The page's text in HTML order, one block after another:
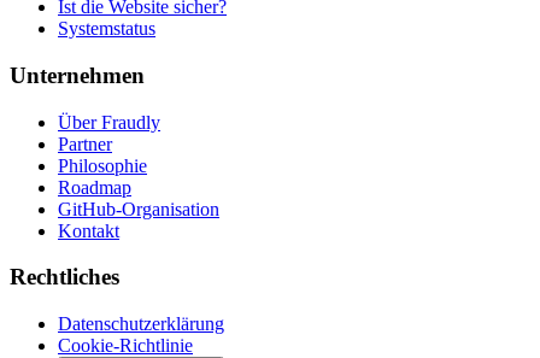
Ist die Website sicher?
Systemstatus
Unternehmen
Über Fraudly
Partner
Philosophie
Roadmap
GitHub-Organisation
Kontakt
Rechtliches
Datenschutzerklärung
Cookie-Richtlinie